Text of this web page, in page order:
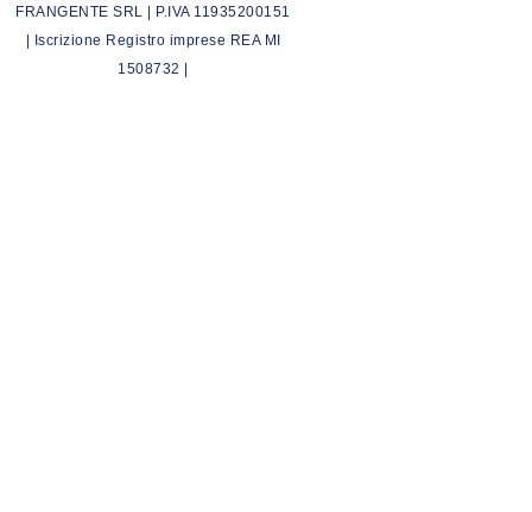
FRANGENTE SRL | P.IVA 11935200151
| Iscrizione Registro imprese REA MI
1508732 |